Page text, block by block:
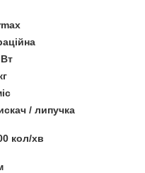
/ липучка
кол/хв